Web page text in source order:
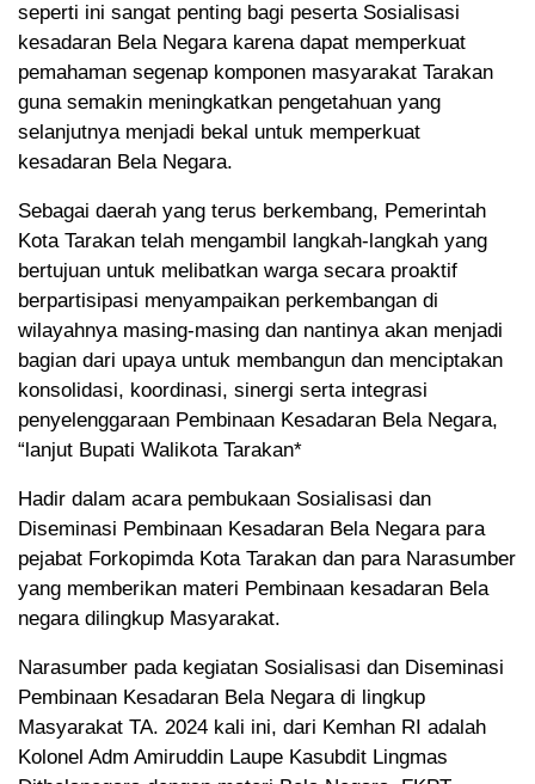
seperti ini sangat penting bagi peserta Sosialisasi
kesadaran Bela Negara karena dapat memperkuat
pemahaman segenap komponen masyarakat Tarakan
guna semakin meningkatkan pengetahuan yang
selanjutnya menjadi bekal untuk memperkuat
kesadaran Bela Negara.
Sebagai daerah yang terus berkembang, Pemerintah
Kota Tarakan telah mengambil langkah-langkah yang
bertujuan untuk melibatkan warga secara proaktif
berpartisipasi menyampaikan perkembangan di
wilayahnya masing-masing dan nantinya akan menjadi
bagian dari upaya untuk membangun dan menciptakan
konsolidasi, koordinasi, sinergi serta integrasi
penyelenggaraan Pembinaan Kesadaran Bela Negara,
“lanjut Bupati Walikota Tarakan*
Hadir dalam acara pembukaan Sosialisasi dan
Diseminasi Pembinaan Kesadaran Bela Negara para
pejabat Forkopimda Kota Tarakan dan para Narasumber
yang memberikan materi Pembinaan kesadaran Bela
negara dilingkup Masyarakat.
Narasumber pada kegiatan Sosialisasi dan Diseminasi
Pembinaan Kesadaran Bela Negara di lingkup
Masyarakat TA. 2024 kali ini, dari Kemhan RI adalah
Kolonel Adm Amiruddin Laupe Kasubdit Lingmas